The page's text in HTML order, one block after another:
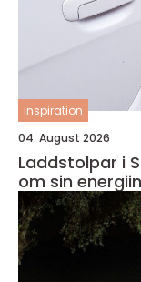
inspiration
04. August 2026
Laddstolpar i
om sin